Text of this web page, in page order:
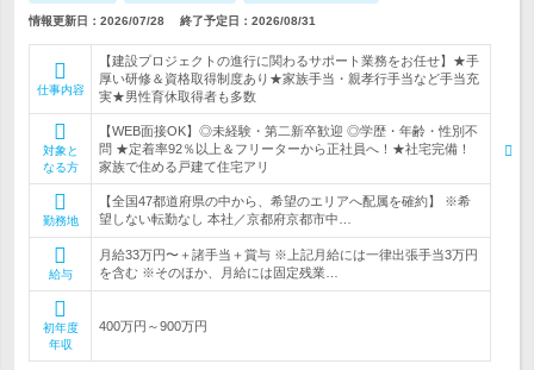
情報更新日：2026/07/28 終了予定日：2026/08/31
仕事内容
【建設プロジェクトの進行に関わるサポート業務をお任せ】★手
厚い研修＆資格取得制度あり★家族手当・親孝行手当など手当充
実★男性育休取得者も多数
対象と
なる方
【WEB面接OK】◎未経験・第二新卒歓迎 ◎学歴・年齢・性別不
問 ★定着率92％以上＆フリーターから正社員へ！★社宅完備！
家族で住める戸建て住宅アリ
勤務地
【全国47都道府県の中から、希望のエリアへ配属を確約】 ※希
望しない転勤なし 本社／京都府京都市中…
給与
月給33万円〜＋諸手当＋賞与 ※上記月給には一律出張手当3万円
を含む ※そのほか、月給には固定残業…
初年度
年収
400万円～900万円